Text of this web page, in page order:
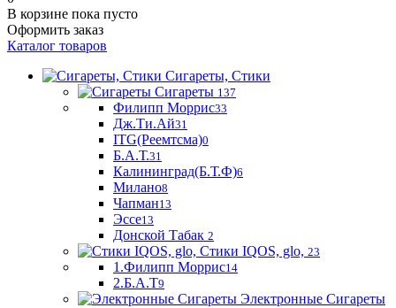
В корзине пока пусто
Оформить заказ
Каталог товаров
Сигареты, Стики
Сигареты 137
Филипп Моррис33
Дж.Ти.Ай31
ITG(Реемтсма)0
Б.А.Т.31
Калининград(Б.Т.Ф)6
Милано8
Чапман13
Эссе13
Донской Табак 2
Стики IQOS, glo, 23
1.Филипп Моррис14
2.Б.А.Т9
Электронные Сигареты